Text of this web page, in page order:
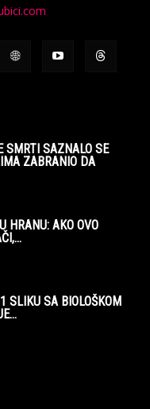
SMRTI SAZNALO SE
ZABRANIO DA
HRANU: AKO OVO
SLIKU SA BIOLOŠKOM